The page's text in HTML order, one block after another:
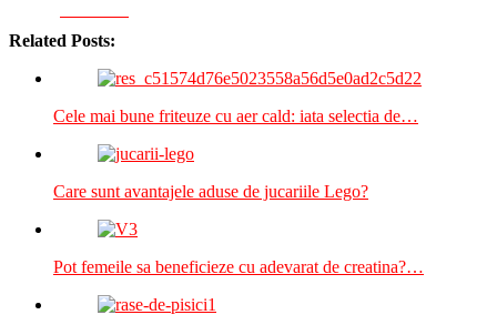
Related Posts:
Cele mai bune friteuze cu aer cald: iata selectia de…
Care sunt avantajele aduse de jucariile Lego?
Pot femeile sa beneficieze cu adevarat de creatina?…